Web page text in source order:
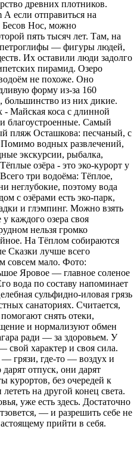
древних плотников.
если отправиться на
Бесов Нос, можно
пять тысяч лет. Там, на
петроглифы — фигуры людей,
Их оставили люди задолго
пирамид. Озеро
не похоже. Оно
форму из-за 160
большинство из них дикие.
Майская коса с длинной
благоустроенные. Самый
пляж Осташкова: песчаный, с
водных развлечений,
экскурсии, рыбалка,
озёра - это эко-курорт у
три водоёма: Тёплое,
неглубокие, поэтому вода
с озёрами есть эко-парк,
и глэмпинг. Можно взять
каждого озера своя
нельзя громко
На Тёплом собираются
Сказки лучше всего
совсем мало. Фото:
Яровое — главное соленое
вода по составу напоминает
сульфидно-иловая грязь
санаториях. Считается,
снять отеки,
и нормализуют обмен
ради — за здоровьем. У
свой характер и своя сила.
— грязи, где-то — воздух и
отпуск, они дарят
курортов, без очередей к
на другой конец света.
уже есть здесь. Достаточно
— и разрешить себе не
прийти в себя.